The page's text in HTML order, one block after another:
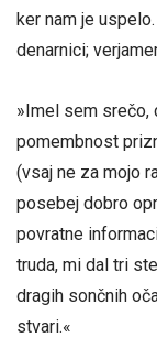
ker nam je
denarnici;
»Imel sem srečo,
pomembnost
(vsaj ne za mojo
posebej dobro
povratne
truda, mi dal tri
dragih sončnih
stvari.«